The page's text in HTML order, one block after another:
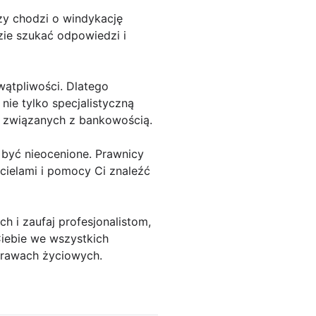
chodzi o windykację
szukać odpowiedzi i
Dlatego
tylko specjalistyczną
z bankowością.
nieocenione. Prawnicy
i pomocy Ci znaleźć
i zaufaj profesjonalistom,
we wszystkich
życiowych.